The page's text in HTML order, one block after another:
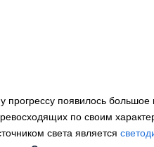
прогрессу появилось большое
по своим
света является